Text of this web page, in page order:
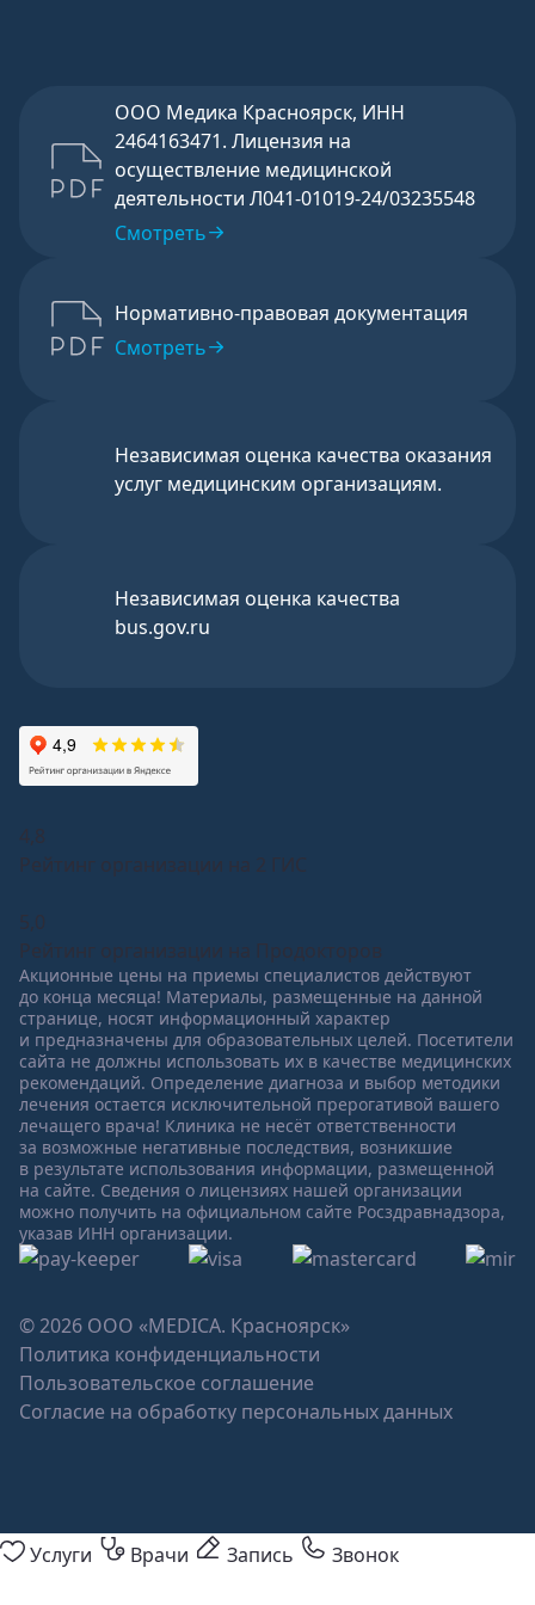
ООО Медика Красноярск, ИНН
2464163471. Лицензия на
осуществление медицинской
деятельности Л041-01019-24/03235548
Смотреть
Нормативно-правовая документация
Смотреть
Независимая оценка качества оказания
услуг медицинским организациям.
Независимая оценка качества
bus.gov.ru
4,8
Рейтинг организации на 2 ГИС
5,0
Рейтинг организации на Продокторов
Акционные цены на приемы специалистов действуют
до конца месяца! Материалы, размещенные на данной
странице, носят информационный характер
и предназначены для образовательных целей. Посетители
сайта не должны использовать их в качестве медицинских
рекомендаций. Определение диагноза и выбор методики
лечения остается исключительной прерогативой вашего
лечащего врача! Клиника не несёт ответственности
за возможные негативные последствия, возникшие
в результате использования информации, размещенной
на сайте. Сведения о лицензиях нашей организации
можно получить на официальном сайте Росздравнадзора,
указав ИНН организации.
© 2026 ООО «MEDICA. Красноярск»
Политика конфиденциальности
Пользовательское соглашение
Согласие на обработку персональных данных
Услуги Врачи Запись Звонок